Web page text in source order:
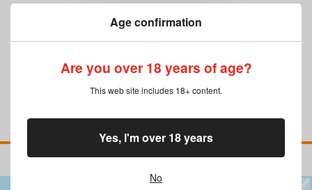
Age confirmation
Are you over 18 years of age?
This web site includes 18+ content.
No
Yes, I'm over 18 years